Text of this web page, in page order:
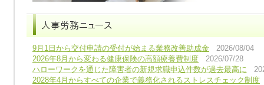
9月1日から交付申請の受付が始まる業務改善助成金
2026/08/04
2026年8月から変わる健康保険の高額療養費制度
2026/07/28
ハローワークを通じた障害者の新規求職申込件数が過去最高に
2028年4月からすべての企業で義務化されるストレスチェック制度